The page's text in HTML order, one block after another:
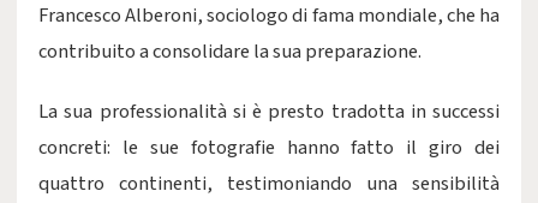
Francesco Alberoni, sociologo di fama mondiale, che ha
contribuito a consolidare la sua preparazione.
La sua professionalità si è presto tradotta in successi
concreti: le sue fotografie hanno fatto il giro dei
quattro continenti, testimoniando una sensibilità